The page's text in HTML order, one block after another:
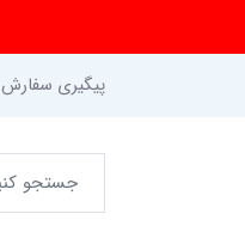
پیگیری سفارش